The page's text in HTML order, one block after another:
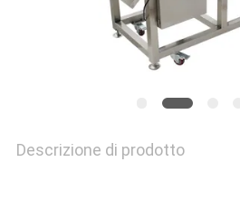
Descrizione di prodotto